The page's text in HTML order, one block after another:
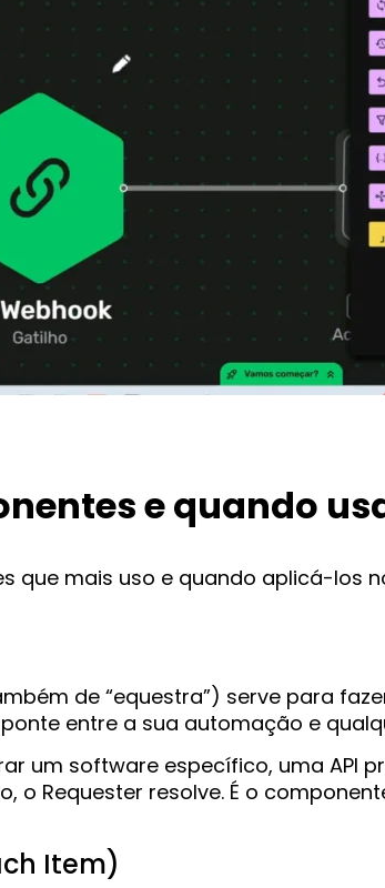
e quando
que mais uso e quando aplicá-los
de “equestra”) serve para
entre a sua automação e
um software específico, uma API
o Requester resolve. É o
Item)